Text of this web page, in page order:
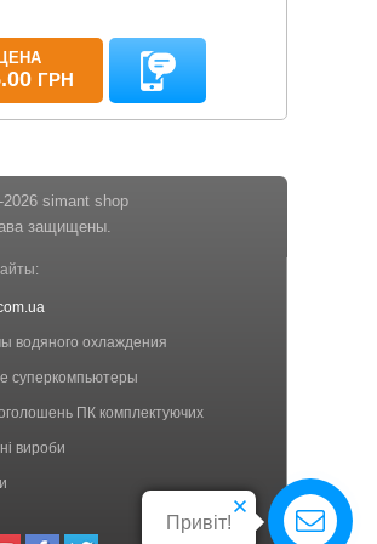
ЦЕНА
ГРН
simant shop
защищены.
водяного охлаждения
суперкомпьютеры
ПК комплектуючих
вироби
Привіт!